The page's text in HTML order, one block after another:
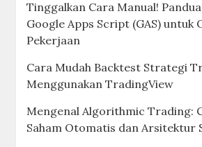
Tinggalkan Cara Manual!
Google Apps Script (GAS) untuk
Pekerjaan
Cara Mudah Backtest Strategi
Menggunakan TradingView
Mengenal Algorithmic Trading:
Saham Otomatis dan Arsitektur